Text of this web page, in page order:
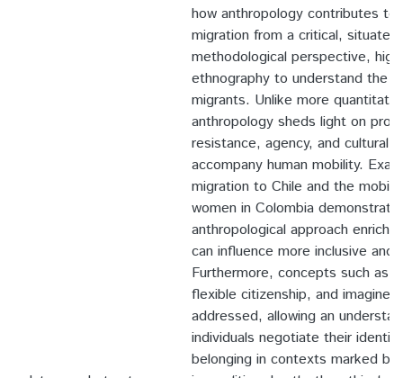
how anthropology contributes
migration from a critical,
methodological perspective,
ethnography to understand the
migrants. Unlike more
anthropology sheds light on
resistance, agency, and cultural
accompany human mobility.
migration to Chile and the
women in Colombia
anthropological approach
can influence more inclusive and
Furthermore, concepts such as
flexible citizenship, and
addressed, allowing an
individuals negotiate their
belonging in contexts marked by